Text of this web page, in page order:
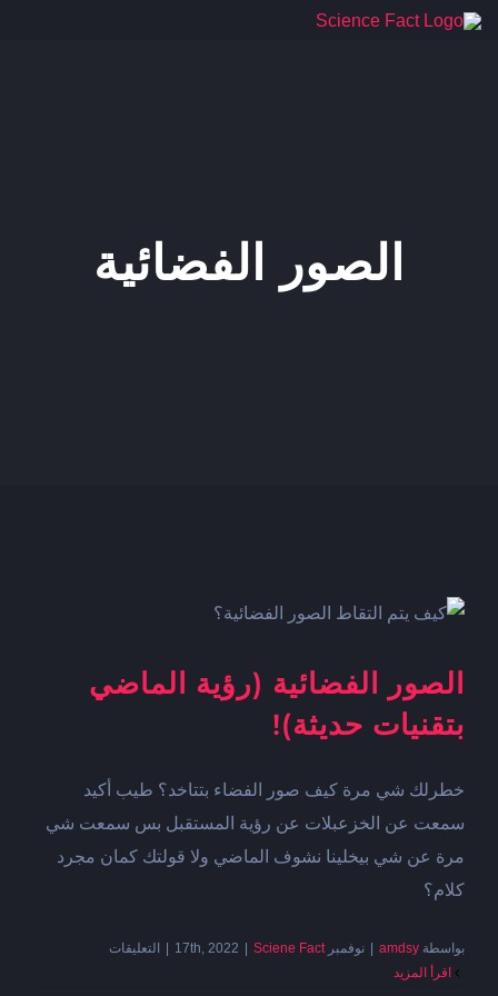
Skip
الصور الفضائية
الصور الفضائية (رؤية الماضي
بتقنيات حديثة)!‎‎
خطرلك شي مرة كيف صور الفضاء بتتاخد؟ طيب أكيد
سمعت عن الخزعبلات عن رؤية المستقبل بس سمعت شي
مرة عن شي بيخلينا نشوف الماضي ولا قولتك كمان مجرد
كلام؟
بواسطة amdsy
| نوفمبر 17th, 2022 | Sciene Fact
| التعليقاتعلى